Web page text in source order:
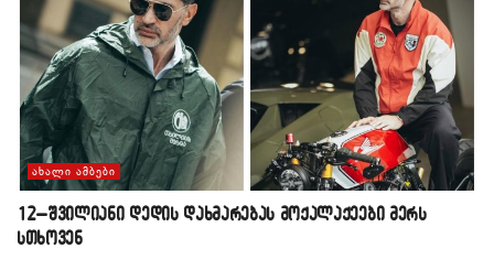
ᲐᲮᲐᲚᲘ ᲐᲛᲑᲔᲑᲘ
12–შვილიანი დედის დახმარებას მოქალაქეები მერს
სთხოვენ